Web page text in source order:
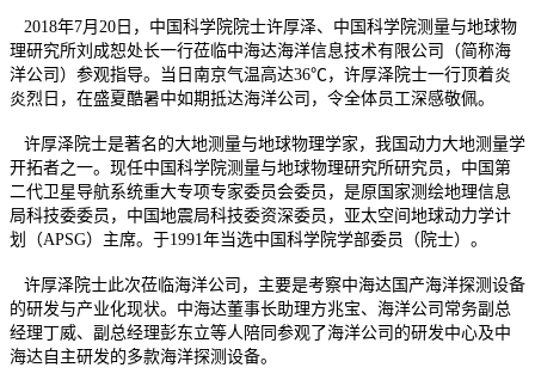
2018年7月20日，中国科学院院士许厚泽、中国科学院测量与地球物
理研究所刘成恕处长一行莅临中海达海洋信息技术有限公司（简称海
洋公司）参观指导。当日南京气温高达36℃，许厚泽院士一行顶着炎
炎烈日，在盛夏酷暑中如期抵达海洋公司，令全体员工深感敬佩。
许厚泽院士是著名的大地测量与地球物理学家，我国动力大地测量学
开拓者之一。现任中国科学院测量与地球物理研究所研究员，中国第
二代卫星导航系统重大专项专家委员会委员，是原国家测绘地理信息
局科技委委员，中国地震局科技委资深委员，亚太空间地球动力学计
划（APSG）主席。于1991年当选中国科学院学部委员（院士）。
许厚泽院士此次莅临海洋公司，主要是考察中海达国产海洋探测设备
的研发与产业化现状。中海达董事长助理方兆宝、海洋公司常务副总
经理丁威、副总经理彭东立等人陪同参观了海洋公司的研发中心及中
海达自主研发的多款海洋探测设备。